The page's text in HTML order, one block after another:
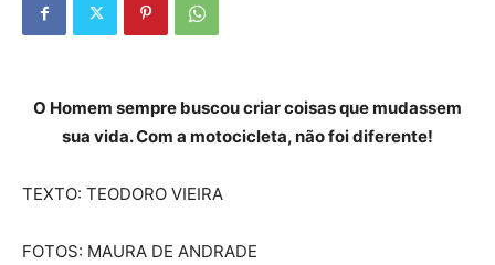
O Homem sempre buscou criar coisas que mudassem
sua vida. Com a motocicleta, não foi diferente!
TEXTO: TEODORO VIEIRA
FOTOS: MAURA DE ANDRADE